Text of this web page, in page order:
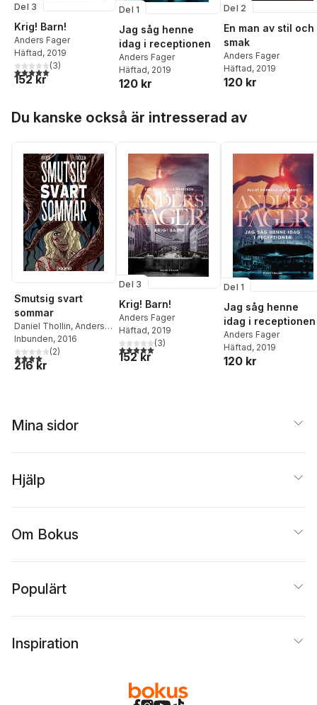
Del 3
Krig! Barn!
Anders Fager
Häftad, 2019
5,0utav 5 stjärnor. Totalt antal röster:
(3)
152 kr
Del 1
Jag såg henne
idag i receptionen
Anders Fager
Häftad, 2019
120 kr
Del 2
En man av stil och
smak
Anders Fager
Häftad, 2019
120 kr
Du kanske också är intresserad av
Smutsig svart
sommar
Daniel Thollin, Anders
Fager
Inbunden, 2016
4,0utav 5 stjärnor. Totalt antal röster:
(2)
216 kr
Del 3
Krig! Barn!
Anders Fager
Häftad, 2019
5,0utav 5 stjärnor. Totalt antal röster:
(3)
152 kr
Del 1
Jag såg henne
idag i receptionen
Anders Fager
Häftad, 2019
120 kr
Mina sidor
Hjälp
Om Bokus
Populärt
Inspiration